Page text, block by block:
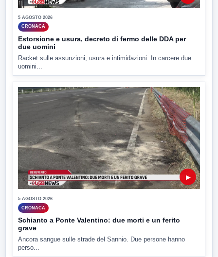
5 AGOSTO 2026
CRONACA
Estorsione e usura, decreto di fermo delle DDA per
due uomini
Racket sulle assunzioni, usura e intimidazioni. In carcere due
uomini...
▶
5 AGOSTO 2026
CRONACA
Schianto a Ponte Valentino: due morti e un ferito
grave
Ancora sangue sulle strade del Sannio. Due persone hanno
perso...